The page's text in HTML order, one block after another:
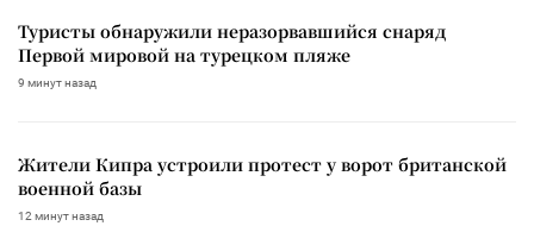
Туристы обнаружили неразорвавшийся снаряд
Первой мировой на турецком пляже
9 минут назад
Жители Кипра устроили протест у ворот британской
военной базы
12 минут назад